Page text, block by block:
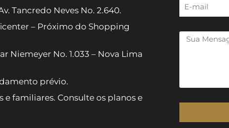
Tancredo Neves No. 2.640.
– Próximo do Shopping
Niemeyer No. 1.033 – Nova Lima
prévio.
familiares. Consulte os planos e